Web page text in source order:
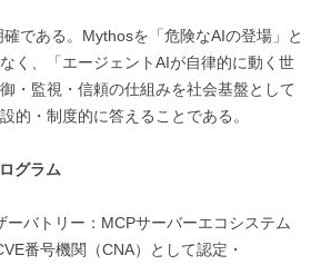
である。Mythosを「危険なAIの登場」と
く、「エージェントAIが自律的に動く世
・監視・信頼の仕組みを社会基盤として
的・制度的に答えることである。
グラム
ーバトリー：MCPサーバーエコシステム
番号機関（CNA）として認定・